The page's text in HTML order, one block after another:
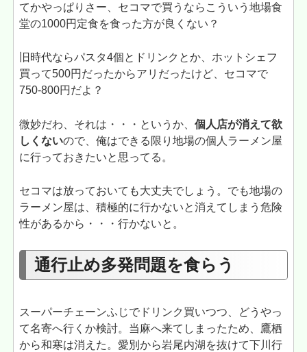
てかやっぱりさー、セコマで買うならこういう地場食
堂の1000円定食を食った方が良くない？
旧時代ならパスタ4個とドリンクとか、ホットシェフ
買って500円だったからアリだったけど、セコマで
750-800円だよ？
微妙だわ、それは・・・というか、個人店が消えて欲
しくないので、俺はできる限り地場の個人ラーメン屋
に行っておきたいと思ってる。
セコマは放っておいても大丈夫でしょう。でも地場の
ラーメン屋は、積極的に行かないと消えてしまう危険
性があるから・・・行かないと。
通行止め多発問題を食らう
スーパーチェーンふじでドリンク買いつつ、どうやっ
て名寄へ行くか検討。当麻へ来てしまったため、鷹栖
から和寒は消えた。愛別から岩尾内湖を抜けて下川行